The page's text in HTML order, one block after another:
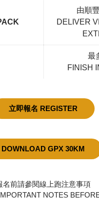
由順
DELIVER
最
FINISH
立即報名 REGISTER
DOWNLOAD GPX 30KM
名前請參閱線上跑注意事項
NOTES